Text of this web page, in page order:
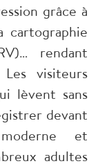
grâce à
cartographie
rendant
visiteurs
lèvent sans
devant
et
adultes